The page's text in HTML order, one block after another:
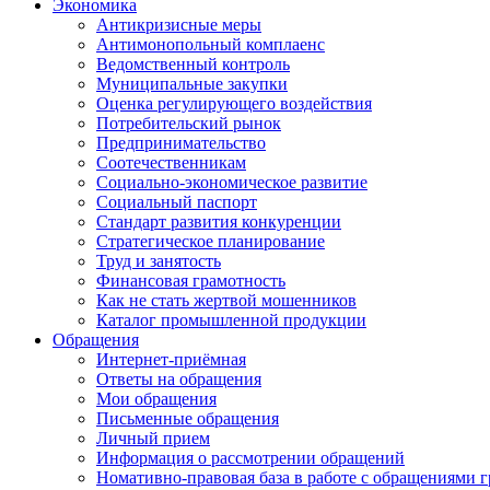
Экономика
Антикризисные меры
Антимонопольный комплаенс
Ведомственный контроль
Муниципальные закупки
Оценка регулирующего воздействия
Потребительский рынок
Предпринимательство
Соотечественникам
Социально-экономическое развитие
Социальный паспорт
Стандарт развития конкуренции
Стратегическое планирование
Труд и занятость
Финансовая грамотность
Как не стать жертвой мошенников
Каталог промышленной продукции
Обращения
Интернет-приёмная
Ответы на обращения
Мои обращения
Письменные обращения
Личный прием
Информация о рассмотрении обращений
Номативно-правовая база в работе с обращениями